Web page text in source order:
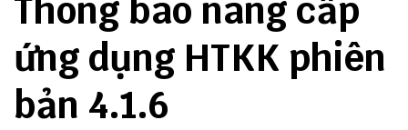
Thông báo nâng cấp
ứng dụng HTKK phiên
bản 4.1.6